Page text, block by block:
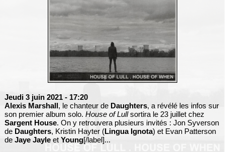
Jeudi 3 juin 2021 - 17:20
Alexis Marshall, le chanteur de Daughters, a révélé les infos sur
son premier album solo. House of Lullsortira le 23 juillet chez
Sargent House. On y retrouvera plusieurs invités : Jon Syverson
de Daughters, Kristin Hayter (Lingua Ignota) et Evan Patterson
de Jaye Jayleet Young[/label]...